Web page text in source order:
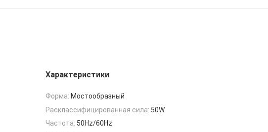
Характеристики
Форма: Мостообразный
Расклассифицированная сила: 50W
Частота: 50Hz/60Hz